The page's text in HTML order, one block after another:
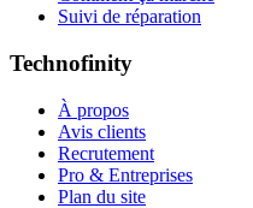
Suivi de réparation
Technofinity
À propos
Avis clients
Recrutement
Pro & Entreprises
Plan du site